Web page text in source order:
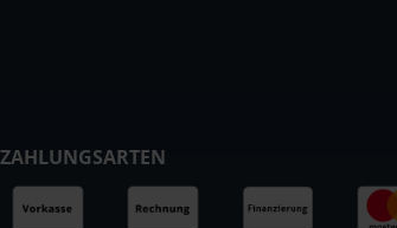
ZAHLUNGSARTEN